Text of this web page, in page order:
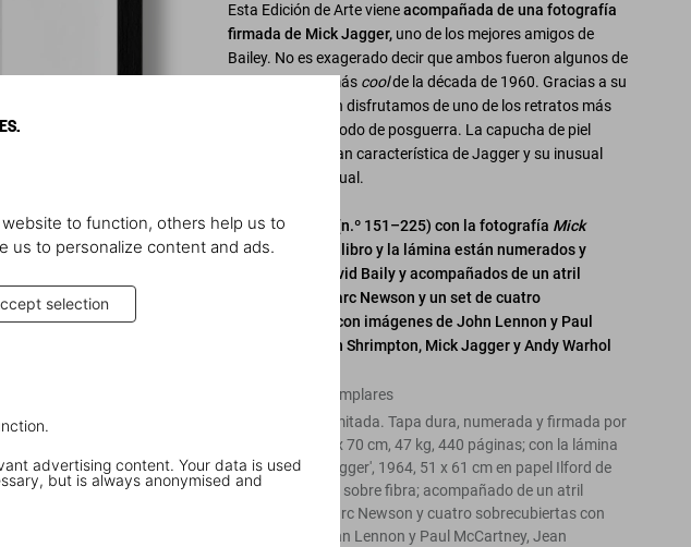
to function, others help us to
us to personalize content and ads.
selection
advertising content. Your data is used
but is always anonymised and
Esta Edición de Arte vieneacompañada de una fotografía
firmada de Mick Jagger, uno de los mejores amigos de
Bailey. No es exagerado decir que ambos fueron algunos de
los personajes más coolde la década de 1960. Gracias a su
estrecha relación disfrutamos de uno de los retratos más
famosos del periodo de posguerra. La capucha de piel
resalta la boca tan característica de Jagger y su inusual
magnetismo sexual.
Edición de Arte (n.º 151–225) con la fotografía Mick
Jagger,
1964. El libro y la lámina están numerados y
firmados por David Baily y acompañados de un atril
diseñado por Marc Newson y un set de cuatro
sobrecubiertas con imágenes de John Lennon y Paul
McCartney, Jean Shrimpton, Mick Jagger y Andy Warhol
Edición de 75 ejemplares
Edición SUMO limitada. Tapa dura, numerada y firmada por
David Bailey, 50 x 70 cm, 47 kg, 440 páginas; con la lámina
firmada 'Mick Jagger', 1964, 51 x 61 cm en papel Ilford de
gelatina de plata sobre fibra; acompañado de un atril
diseñado por Marc Newson y cuatro sobrecubiertas con
imágenes de John Lennon y Paul McCartney, Jean